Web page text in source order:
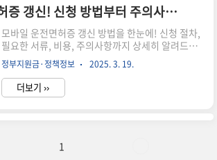
새로운 스마트폰으로 변경했을 때✅ 운전면허증 정
보를 수정해야 할 때 (주소 변경, 신규 사진 등록
등)✅ 앱 오류나 데이터 손상으로 정상적으로 이용
할 수 없을 때📢 실물 운전면허증이 유효하지 않으
면 모바일 운전면허증 재발급이 불가능할 수 있습
니다.📌 모바일 운전면허증 재발급 방법 방법설명
온라인 재발급PASS 앱 ..
모바일 운전면허증 갱신! 신청 방법부터 주의사항까지 완벽 정리!
모바일 운전면허증 갱신 방법을 한눈에! 신청 절차,
필요한 서류, 비용, 주의사항까지 상세히 알려드립
니다. 시간이 없으신 분들은 아래 버튼으로 확인하
세요! 모바일 운전면허증 발급하기!🚗 ▼ 자세한
정보는 아래에서 계속 이어집니다! ▼ ✅ 모바일 운
전면허증 갱신이란?모바일 운전면허증은 유효기
다.✅ 운전면허증 유효기간이 만료될 때✅ 면허증
정부지원금·정책정보 2025. 3. 19.
더보기 ››
1